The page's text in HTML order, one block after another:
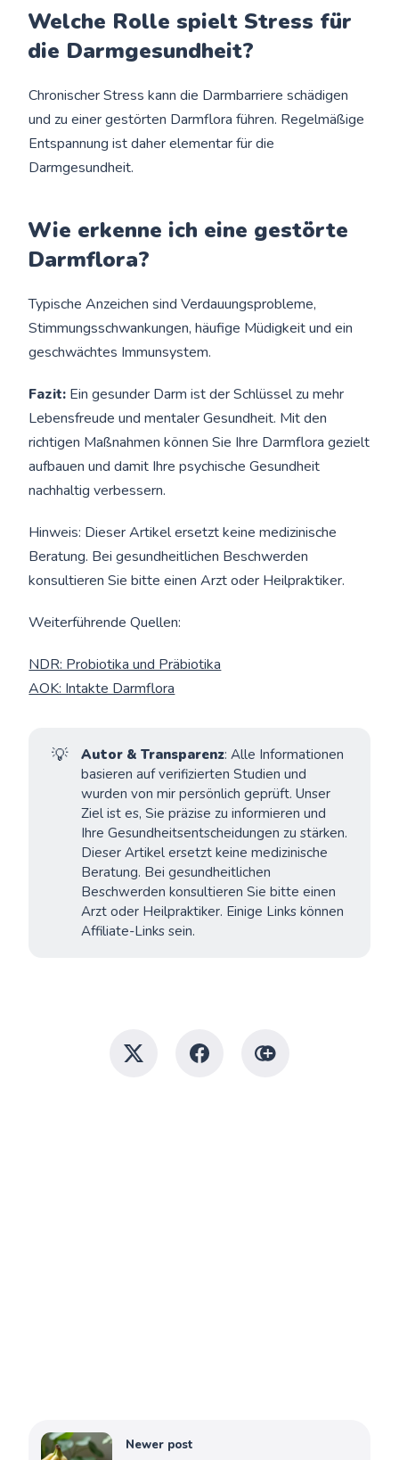
Welche Rolle spielt Stress für
die Darmgesundheit?
Chronischer Stress kann die Darmbarriere schädigen
und zu einer gestörten Darmflora führen. Regelmäßige
Entspannung ist daher elementar für die
Darmgesundheit.
Wie erkenne ich eine gestörte
Darmflora?
Typische Anzeichen sind Verdauungsprobleme,
Stimmungsschwankungen, häufige Müdigkeit und ein
geschwächtes Immunsystem.
Fazit: Ein gesunder Darm ist der Schlüssel zu mehr
Lebensfreude und mentaler Gesundheit. Mit den
richtigen Maßnahmen können Sie Ihre Darmflora gezielt
aufbauen und damit Ihre psychische Gesundheit
nachhaltig verbessern.
Hinweis: Dieser Artikel ersetzt keine medizinische
Beratung. Bei gesundheitlichen Beschwerden
konsultieren Sie bitte einen Arzt oder Heilpraktiker.
Weiterführende Quellen:
NDR: Probiotika und Präbiotika
AOK: Intakte Darmflora
💡 Autor & Transparenz: Alle Informationen
basieren auf verifizierten Studien und
wurden von mir persönlich geprüft. Unser
Ziel ist es, Sie präzise zu informieren und
Ihre Gesundheitsentscheidungen zu stärken.
Dieser Artikel ersetzt keine medizinische
Beratung. Bei gesundheitlichen
Beschwerden konsultieren Sie bitte einen
Arzt oder Heilpraktiker. Einige Links können
Affiliate-Links sein.
Newer post